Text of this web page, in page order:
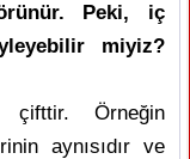
Peki, iç
miyiz?
çifttir. Örneğin
aynısıdır ve